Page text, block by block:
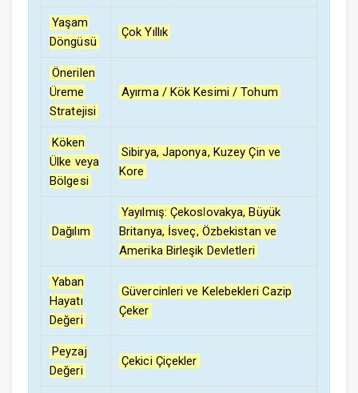
Yaşam
Döngüsü
Çok Yıllık
Önerilen
Üreme
Stratejisi
Ayırma / Kök Kesimi / Tohum
Köken
Ülke veya
Bölgesi
Sibirya, Japonya, Kuzey Çin ve
Kore
Dağılım
Yayılmış: Çekoslovakya, Büyük
Britanya, İsveç, Özbekistan ve
Amerika Birleşik Devletleri
Yaban
Hayatı
Değeri
Güvercinleri ve Kelebekleri Cazip
Çeker
Peyzaj
Değeri
Çekici Çiçekler